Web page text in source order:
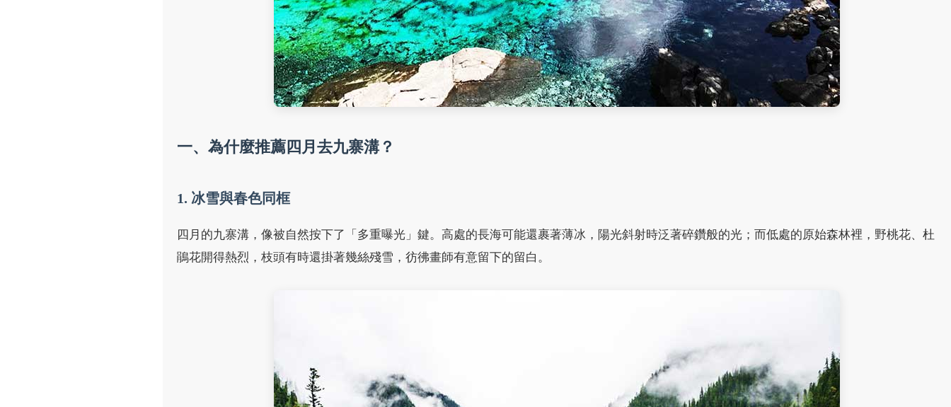
一、為什麼推薦四月去九寨溝？
1. 冰雪與春色同框
四月的九寨溝，像被自然按下了「多重曝光」鍵。高處的長海可能還裹著薄冰，陽光斜射時泛著碎鑽般的光；而低處的原始森林裡，野桃花、杜
鵑花開得熱烈，枝頭有時還掛著幾絲殘雪，彷彿畫師有意留下的留白。